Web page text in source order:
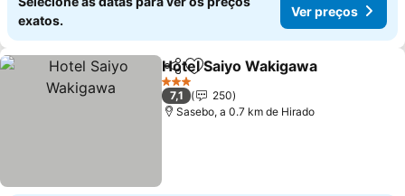
exatos.
Ver preços
PartilharAdicionar aos favoritos
Hotel Saiyo Wakigawa
3 Estrelas
7,1
250
Sasebo, a 0.7 km de Hirado